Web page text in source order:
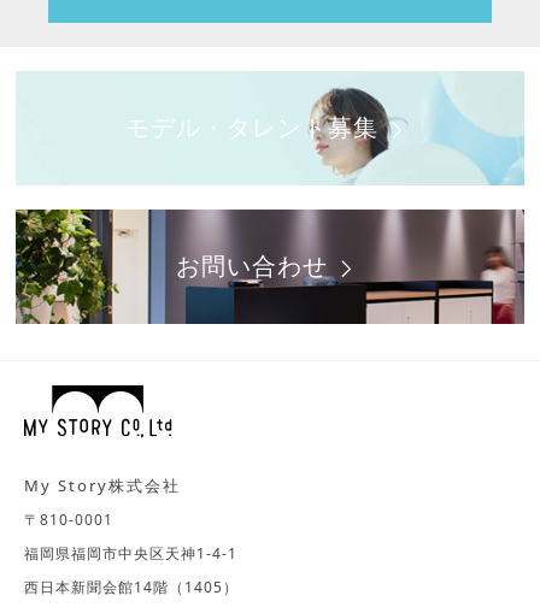
モデル・タレント募集
お問い合わせ
My Story株式会社
〒810-0001
福岡県福岡市中央区天神1-4-1
西日本新聞会館14階（1405）